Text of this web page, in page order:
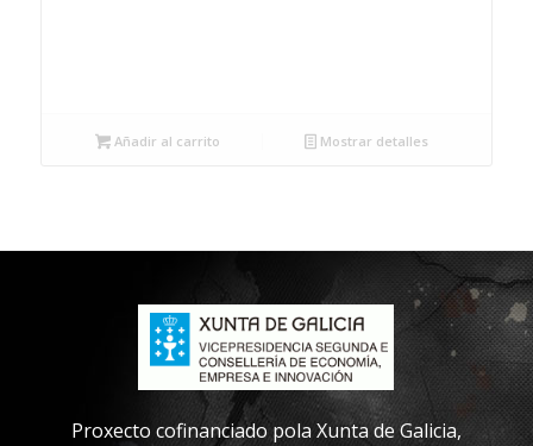
Añadir al carrito Mostrar detalles
Proxecto cofinanciado pola Xunta de Galicia,